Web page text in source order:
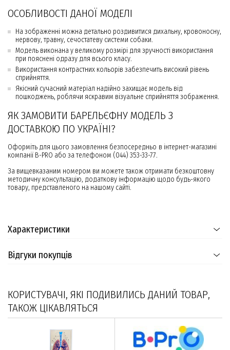
ОСОБЛИВОСТІ ДАНОЇ МОДЕЛІ
На зображенні можна детально роздивитися дихальну, кровоносну,
нервову, травну, сечостатеву системи собаки.
Модель виконана у великому розмірі для зручності використання
при пояснені одразу для всього класу.
Використання контрастних кольорів забезпечить високий рівень
сприйняття.
Якісний сучасний матеріал надійно захищає модель від
пошкоджень, роблячи яскравим візуальне сприйняття зображення.
ЯК ЗАМОВИТИ БАРЕЛЬЄФНУ МОДЕЛЬ З
ДОСТАВКОЮ ПО УКРАЇНІ?
Оформіть для цього замовлення безпосередньо в інтернет-магазині
компанії B-PRO або за телефоном (044) 353-33-77.
За вищевказаним номером ви можете також отримати безкоштовну
методичну консультацію, додаткову інформацію щодо будь-якого
товару, представленого на нашому сайті.
Характеристики
Відгуки покупців
КОРИСТУВАЧІ, ЯКІ ПОДИВИЛИСЬ ДАНИЙ ТОВАР,
ТАКОЖ ЦІКАВЛЯТЬСЯ